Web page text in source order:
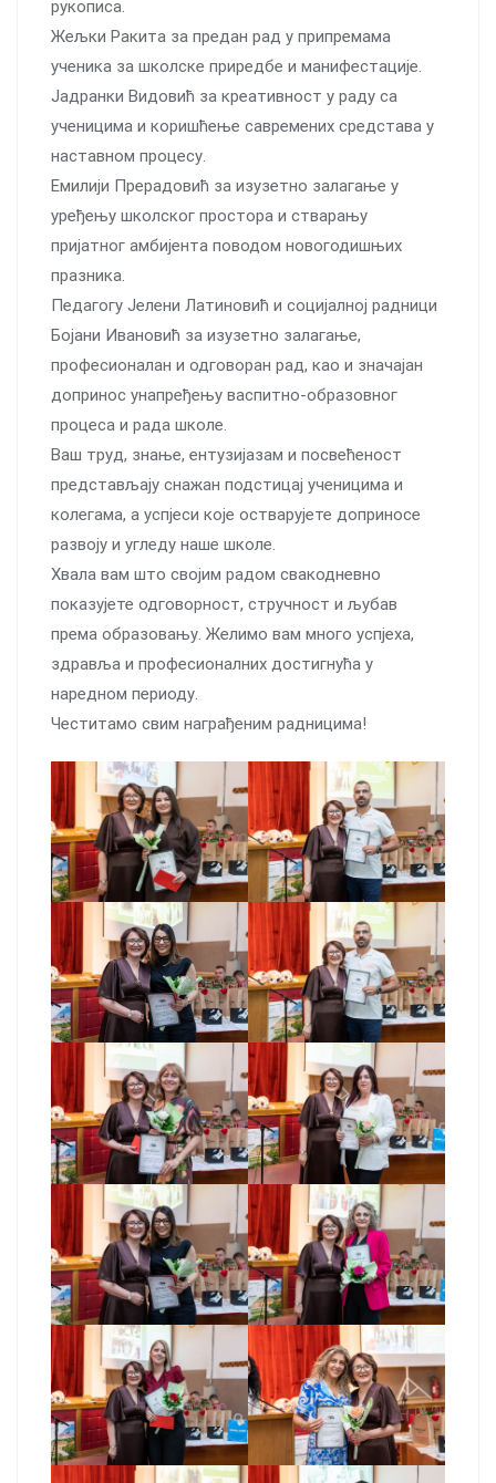
рукописа.
Жељки Ракита за предан рад у припремама
ученика за школске приредбе и манифестације.
Јадранки Видовић за креативност у раду са
ученицима и коришћење савремених средстава у
наставном процесу.
Емилији Прерадовић за изузетно залагање у
уређењу школског простора и стварању
пријатног амбијента поводом новогодишњих
празника.
Педагогу Јелени Латиновић и социјалној радници
Бојани Ивановић за изузетно залагање,
професионалан и одговоран рад, као и значајан
допринос унапређењу васпитно-образовног
процеса и рада школе.
Ваш труд, знање, ентузијазам и посвећеност
представљају снажан подстицај ученицима и
колегама, а успјеси које остварујете доприносе
развоју и угледу наше школе.
Хвала вам што својим радом свакодневно
показујете одговорност, стручност и љубав
према образовању. Желимо вам много успјеха,
здравља и професионалних достигнућа у
наредном периоду.
Честитамо свим награђеним радницима!